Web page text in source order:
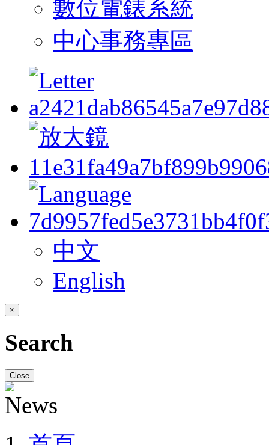
數位電錶系統
中心事務專區
中文
English
×
Search
Close